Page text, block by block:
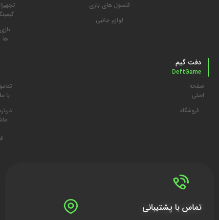
کنسول های بازی
لوازم جانبی
بازی
ها
دفت گیم
DeftGame
صفحه
اصلی
فروشگاه
با ما
ما
تماس با پشتیبانی